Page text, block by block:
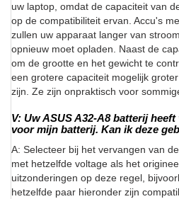
uw laptop, omdat de capaciteit van
op de compatibiliteit ervan. Accu's
zullen uw apparaat langer van
opnieuw moet opladen. Naast de
om de grootte en het gewicht te
een grotere capaciteit mogelijk
zijn. Ze zijn onpraktisch voor
V: Uw ASUS A32-A8 batterij
voor mijn batterij. Kan ik deze
A: Selecteer bij het vervangen van
met hetzelfde voltage als het
uitzonderingen op deze regel,
hetzelfde paar hieronder zijn